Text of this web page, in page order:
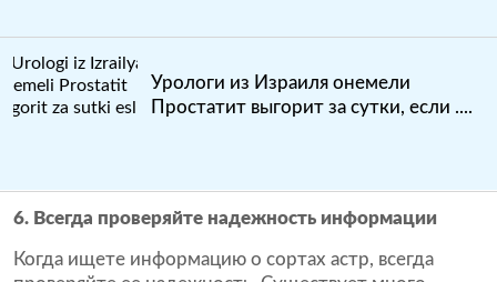
Урологи из Израиля онемели
Простатит выгорит за сутки, если ....
6. Всегда проверяйте надежность информации
Когда ищете информацию о сортах астр, всегда